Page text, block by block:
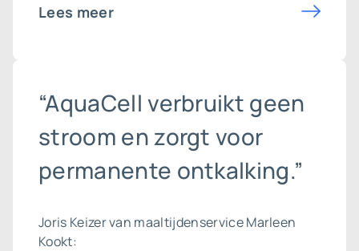
Lees meer
“AquaCell verbruikt geen
stroom en zorgt voor
permanente ontkalking.”
Joris Keizer van maaltijdenservice Marleen
Kookt: